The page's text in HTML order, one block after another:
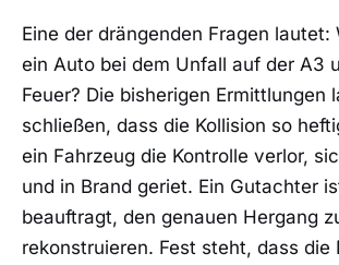
Eine der drängenden Fragen lautet:
ein Auto bei dem Unfall auf der A3
Feuer? Die bisherigen Ermittlungen
schließen, dass die Kollision so
ein Fahrzeug die Kontrolle verlor,
und in Brand geriet. Ein Gutachter
beauftragt, den genauen Hergang
rekonstruieren. Fest steht, dass die